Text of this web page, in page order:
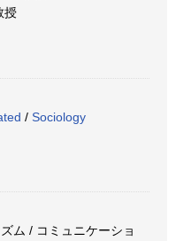
授
/ Sociology
ム / コミュニケーショ